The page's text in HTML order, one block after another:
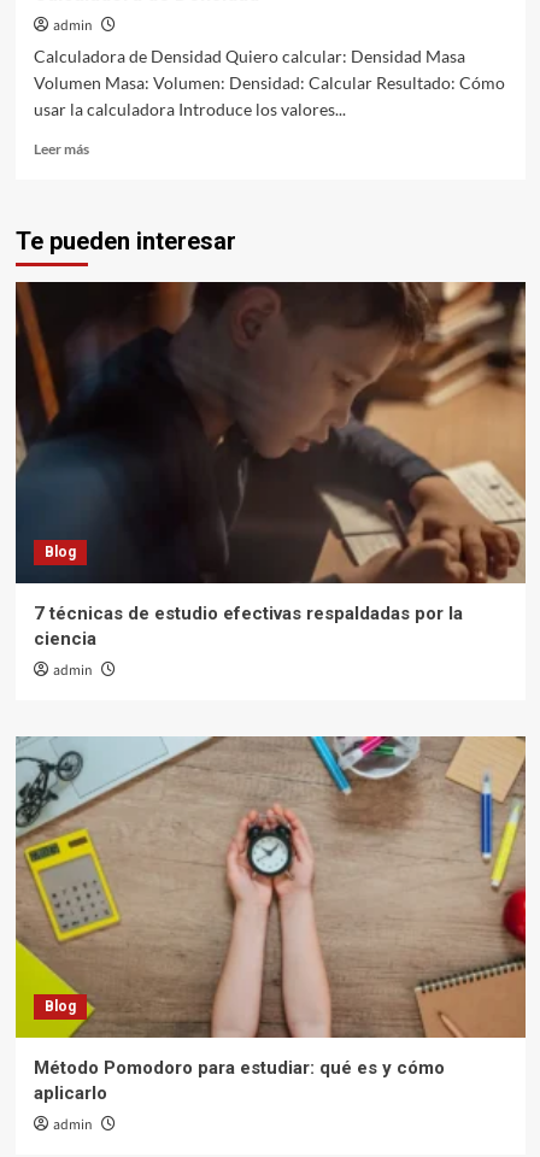
admin
Calculadora de Densidad Quiero calcular: Densidad Masa
Volumen Masa: Volumen: Densidad: Calcular Resultado: Cómo
usar la calculadora Introduce los valores...
Leer másLeer
de
Densidad
Te pueden interesar
Blog
7 técnicas de estudio efectivas respaldadas por la
ciencia
admin
Blog
Método Pomodoro para estudiar: qué es y cómo
aplicarlo
admin